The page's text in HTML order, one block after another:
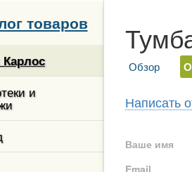
товаров
и
Обзор
Написать
Ваше имя
Email